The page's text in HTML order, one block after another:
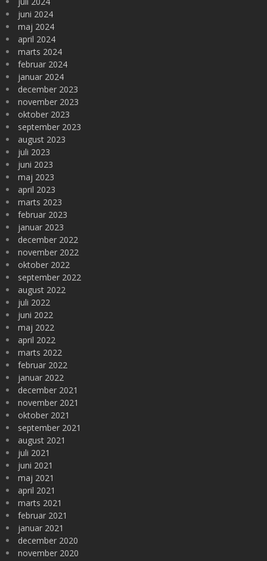
juni 2024
maj 2024
april 2024
marts 2024
februar 2024
januar 2024
december 2023
november 2023
oktober 2023
september 2023
august 2023
juli 2023
juni 2023
maj 2023
april 2023
marts 2023
februar 2023
januar 2023
december 2022
november 2022
oktober 2022
september 2022
august 2022
juli 2022
juni 2022
maj 2022
april 2022
marts 2022
februar 2022
januar 2022
december 2021
november 2021
oktober 2021
september 2021
august 2021
juli 2021
juni 2021
maj 2021
april 2021
marts 2021
februar 2021
januar 2021
december 2020
november 2020